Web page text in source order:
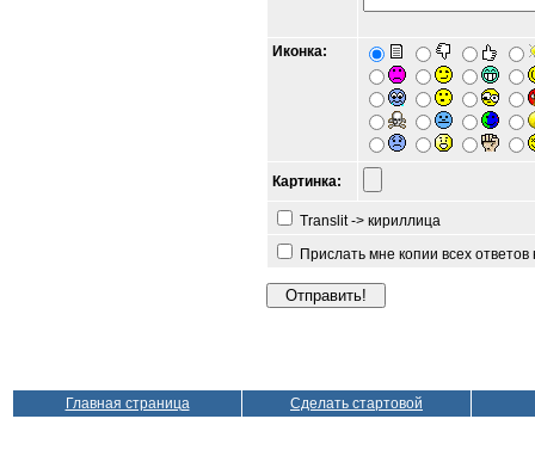
Иконка:
Картинка:
Translit -> кириллица
Прислать мне копии всех
Главная страница Сделать стартовой